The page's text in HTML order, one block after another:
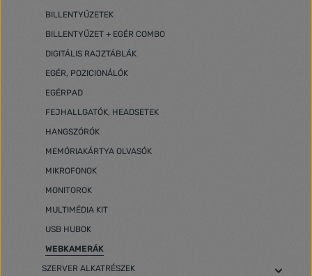
BILLENTYŰZETEK
BILLENTYŰZET + EGÉR COMBO
DIGITÁLIS RAJZTÁBLÁK
EGÉR, POZICIONÁLÓK
EGÉRPAD
FEJHALLGATÓK, HEADSETEK
HANGSZÓRÓK
MEMÓRIAKÁRTYA OLVASÓK
MIKROFONOK
MONITOROK
MULTIMÉDIA KIT
USB HUBOK
WEBKAMERÁK
SZERVER ALKATRÉSZEK